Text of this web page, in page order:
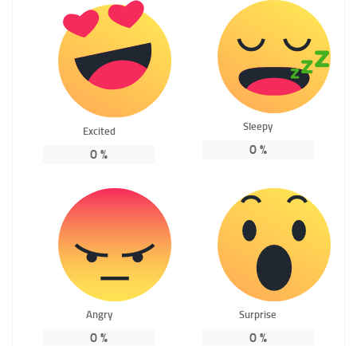
Excited
0 %
Sleepy
0%
Angry
0 %
Surprise
0%